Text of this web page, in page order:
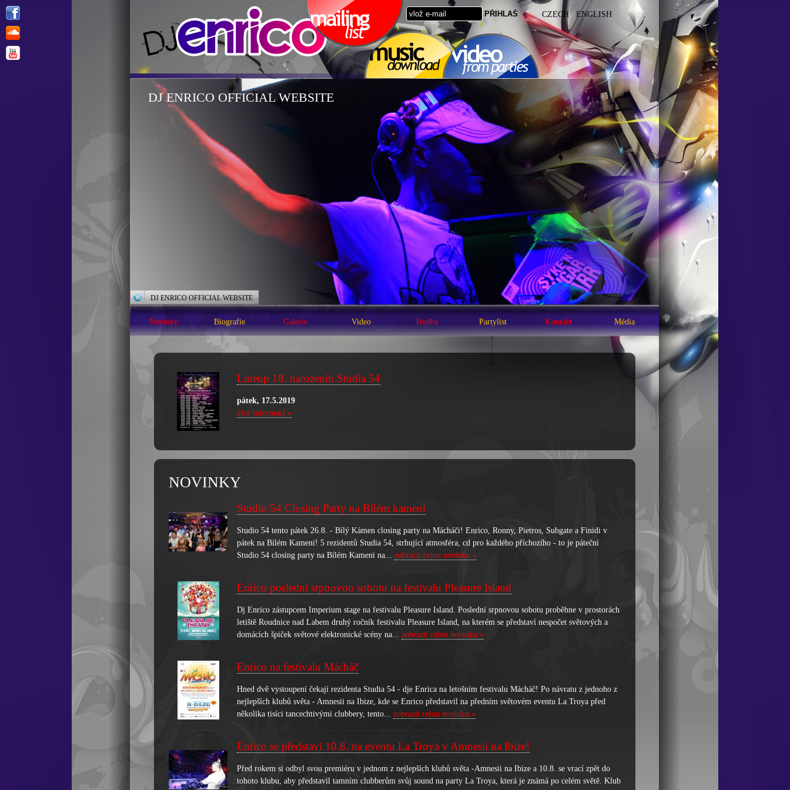
CZECH/ENGLISH
DJ ENRICO OFFICIAL WEBSITE
DJ ENRICO OFFICIAL WEBSITE
Novinky Biografie Galerie Video Hudba Partylist Kontakt Média
Lineup 18. narozenin Studia 54
pátek, 17.5.2019
více informací »
NOVINKY
Studio 54 Closing Party na Bílém kameni
Studio 54 tento pátek 26.8. - Bílý Kámen closing party na Mácháči! Enrico, Ronny, Pietros, Subgate a Finidi v
pátek na Bílém Kameni! 5 rezidentů Studia 54, strhující atmosféra, cd pro každého příchozího - to je páteční
Studio 54 closing party na Bílém Kameni na... zobrazit celou novinku »
Enrico poslední srpnovou sobotu na festivalu Pleasure Island
Dj Enrico zástupcem Imperium stage na festivalu Pleasure Island. Poslední srpnovou sobotu proběhne v prostorách
letiště Roudnice nad Labem druhý ročník festivalu Pleasure Island, na kterém se představí nespočet světových a
domácích špiček světové elektronické scény na... zobrazit celou novinku »
Enrico na festivalu Mácháč
Hned dvě vystoupení čekají rezidenta Studia 54 - dje Enrica na letošním festivalu Mácháč! Po návratu z jednoho z
nejlepších klubů světa - Amnesii na Ibize, kde se Enrico představil na předním světovém eventu La Troya před
několika tisíci tancechtivými clubbery, tento... zobrazit celou novinku »
Enrico se představí 10.8. na eventu La Troya v Amnesii na Ibize!
Před rokem si odbyl svou premiéru v jednom z nejlepších klubů světa -Amnesii na Ibize a 10.8. se vrací zpět do
tohoto klubu, aby představil tamním clubberům svůj sound na party La Troya, která je známá po celém světě. Klub